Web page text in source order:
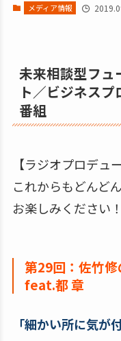
メディア情報
未来相談型フュ
ト／ビジネス
番組
【ラジオプロデュ
これからもどんど
お楽しみください！
第29回：佐竹
feat.都 章
「細かい所に気が